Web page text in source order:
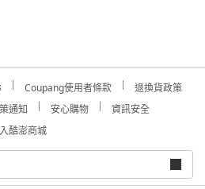
Coupang使用者條款
退換貨政策
通知 安心購物
資訊安全
酷澎商城